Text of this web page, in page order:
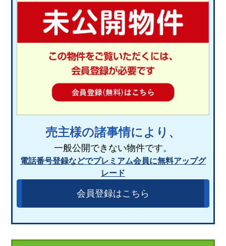
売主様の諸事情により、
一般公開できない物件です。
電話番号登録などでプレミアム会員に無料アップグ
レード
会員登録はこちら